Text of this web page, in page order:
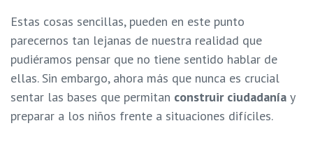
Estas cosas sencillas, pueden en este punto
parecernos tan lejanas de nuestra realidad que
pudiéramos pensar que no tiene sentido hablar de
ellas. Sin embargo, ahora más que nunca es crucial
sentar las bases que permitan construir ciudadanía y
preparar a los niños frente a situaciones difíciles.